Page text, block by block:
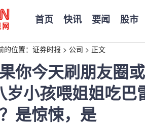
首页 快讯 要闻 股市
的位置： 证券时报 > 公司 > 正文
你今天刷朋友圈
岁小孩喂姐姐吃
是惊悚，是